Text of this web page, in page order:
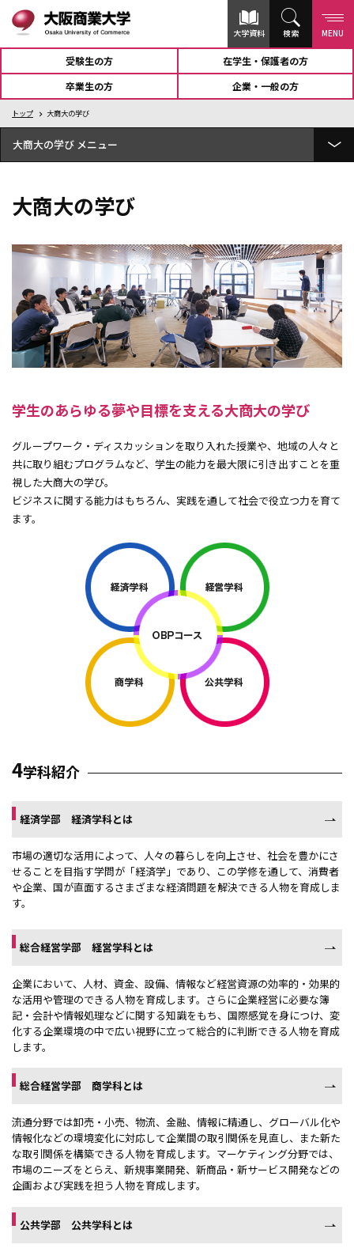
大学資料 検索 MENU
受験生の方
在学生・保護者の方
卒業生の方
企業・一般の方
トップ 大商大の学び
大商大の学び
総合経営学部 経営学科とは
総合経営学部 商学科とは
公共学部 公共学科とは
OBPコース（大阪商業大学ビジネス・パイオニアコース）
フィールドワークゼミナール
大商大公開講座
全学共通科目
教職課程
公務員試験対策科目
大阪商業大学AI・データサイエンス教育プログラム
サポート学習
オフィスアワー制度
大学院
大商大の学び
学生のあらゆる夢や目標を支える大商大の学び
グループワーク・ディスカッションを取り入れた授業や、地域の人々と
共に取り組むプログラムなど、学生の能力を最大限に引き出すことを重
視した大商大の学び。
ビジネスに関する能力はもちろん、実践を通して社会で役立つ力を育て
ます。
4学科紹介
経済学部 経済学科とは
市場の適切な活用によって、人々の暮らしを向上させ、社会を豊かにさ
せることを目指す学問が「経済学」であり、この学修を通して、消費者
や企業、国が直面するさまざまな経済問題を解決できる人物を育成しま
す。
総合経営学部 経営学科とは
企業において、人材、資金、設備、情報など経営資源の効率的・効果的
な活用や管理のできる人物を育成します。さらに企業経営に必要な簿
記・会計や情報処理などに関する知識をもち、国際感覚を身につけ、変
化する企業環境の中で広い視野に立って総合的に判断できる人物を育成
します。
総合経営学部 商学科とは
流通分野では卸売・小売、物流、金融、情報に精通し、グローバル化や
情報化などの環境変化に対応して企業間の取引関係を見直し、また新た
な取引関係を構築できる人物を育成します。マーケティング分野では、
市場のニーズをとらえ、新規事業開発、新商品・新サービス開発などの
企画および実践を担う人物を育成します。
公共学部 公共学科とは